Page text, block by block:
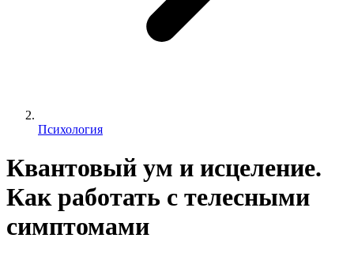
Психология
Квантовый ум и исцеление.
Как работать с телесными
симптомами